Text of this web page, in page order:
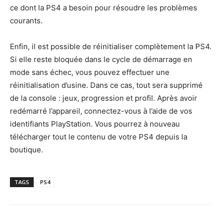
ce dont la PS4 a besoin pour résoudre les problèmes
courants.
Enfin, il est possible de réinitialiser complètement la PS4.
Si elle reste bloquée dans le cycle de démarrage en
mode sans échec, vous pouvez effectuer une
réinitialisation d’usine. Dans ce cas, tout sera supprimé
de la console : jeux, progression et profil. Après avoir
redémarré l’appareil, connectez-vous à l’aide de vos
identifiants PlayStation. Vous pourrez à nouveau
télécharger tout le contenu de votre PS4 depuis la
boutique.
TAGS PS4